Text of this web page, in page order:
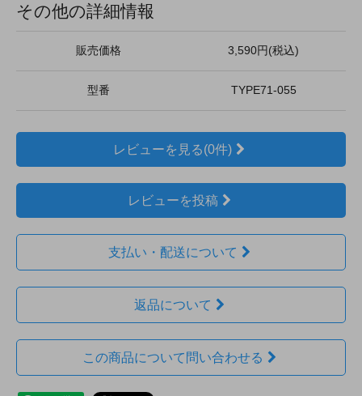
その他の詳細情報
販売価格 3,590円(税込)
型番 TYPE71-055
レビューを見る(0件)
レビューを投稿
支払い・配送について
返品について
この商品について問い合わせる